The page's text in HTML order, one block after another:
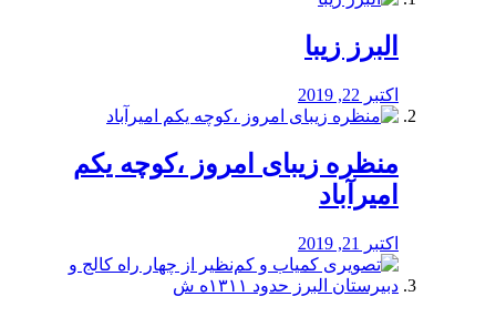
البرز زیبا
اکتبر 22, 2019
منظره‌‌ زیبای امروز ،کوچه یکم
امیرآباد
اکتبر 21, 2019